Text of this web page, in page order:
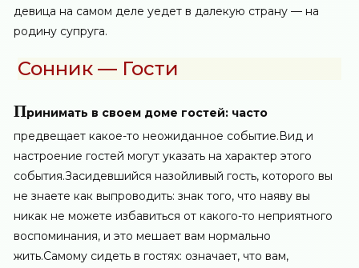
девица на самом деле уедет в далекую страну — на
родину супруга.
Сонник — Гости
Принимать в своем доме гостей: часто
предвещает какое-то неожиданное событие.Вид и
настроение гостей могут указать на характер этого
события.Засидевшийся назойливый гость, которого вы
не знаете как выпроводить: знак того, что наяву вы
никак не можете избавиться от какого-то неприятного
воспоминания, и это мешает вам нормально
жить.Самому сидеть в гостях: означает, что вам,